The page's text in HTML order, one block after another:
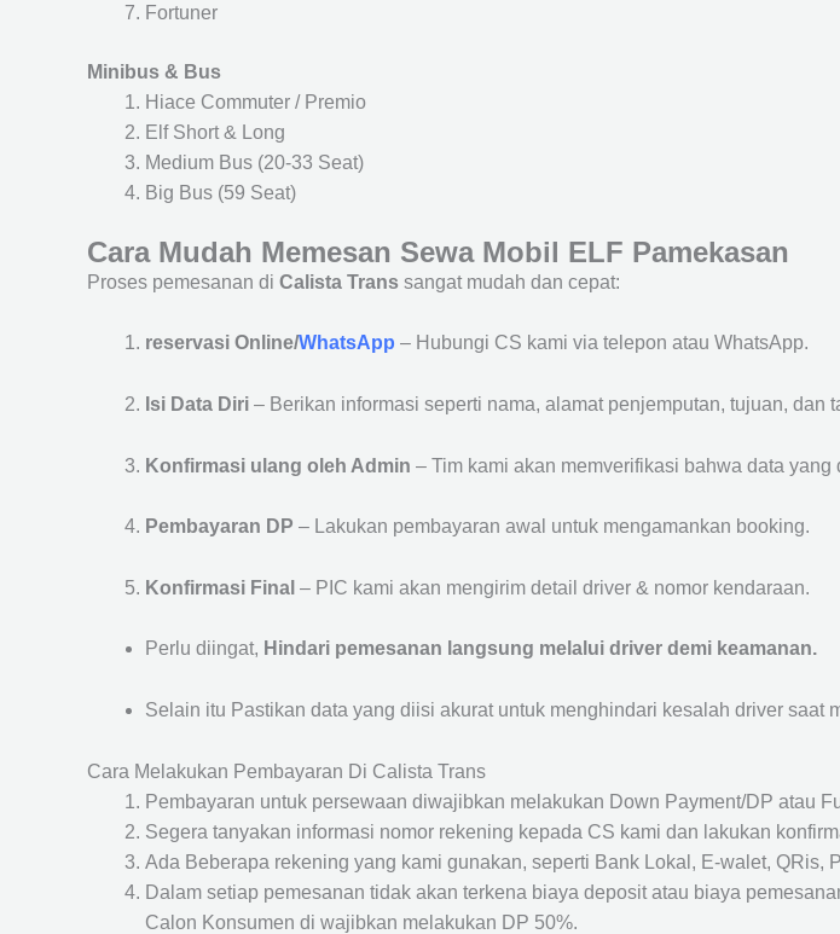
Fortuner
Minibus & Bus
Hiace Commuter / Premio
Elf Short & Long
Medium Bus (20-33 Seat)
Big Bus (59 Seat)
Cara Mudah Memesan Sewa Mobil ELF Pamekasan
Proses pemesanan di Calista Trans sangat mudah dan cepat:
reservasi Online/WhatsApp – Hubungi CS kami via telepon atau WhatsApp.
Isi Data Diri – Berikan informasi seperti nama, alamat penjemputan, tujuan,
Konfirmasi ulang oleh Admin – Tim kami akan memverifikasi bahwa data
Pembayaran DP – Lakukan pembayaran awal untuk mengamankan booking.
Konfirmasi Final – PIC kami akan mengirim detail driver & nomor kendaraan.
Perlu diingat, Hindari pemesanan langsung melalui driver demi keamanan.
Selain itu Pastikan data yang diisi akurat untuk menghindari kesalah driver saat
Cara Melakukan Pembayaran Di Calista Trans
Pembayaran untuk persewaan diwajibkan melakukan Down Payment/DP atau
Segera tanyakan informasi nomor rekening kepada CS kami dan lakukan
Ada Beberapa rekening yang kami gunakan, seperti Bank Lokal, E-walet, QRis,
Dalam setiap pemesanan tidak akan terkena biaya deposit atau biaya
Calon Konsumen di wajibkan melakukan DP 50%.